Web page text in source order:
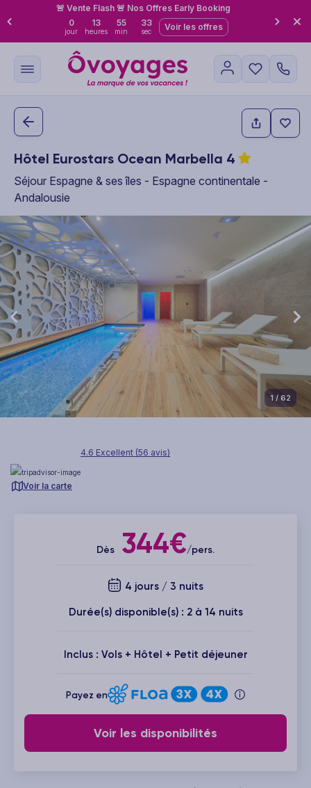
🚨 Vente Flash 🚨 Nos Offres Early Booking
0
jour
13
heures
55
min
32
sec Voir les offres
Hôtel Eurostars Ocean Marbella 4
Séjour Espagne & ses îles - Espagne continentale -
Andalousie
This carousel shows one large product image at a time. Use the
1 / 62
4.6 Excellent (56 avis)
Voir la carte
Dès 344€/pers.
4 jours / 3 nuits
Durée(s) disponible(s) : 2 à 14 nuits
Inclus : Vols + Hôtel + Petit déjeuner
Payez en
Voir les disponibilités